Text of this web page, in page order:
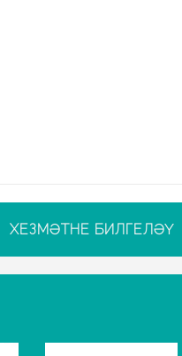
ХЕЗМӘТНЕ БИЛГЕЛӘҮ